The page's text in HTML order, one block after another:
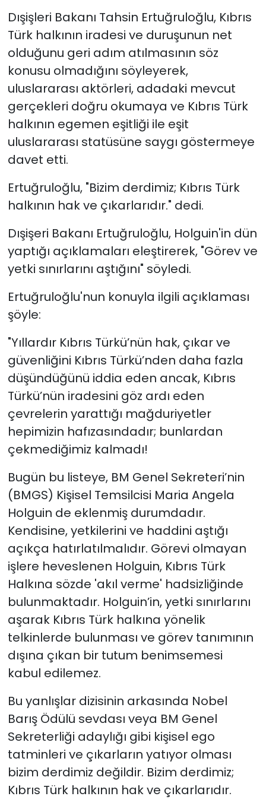
Dışişleri Bakanı Tahsin Ertuğruloğlu, Kıbrıs
Türk halkının iradesi ve duruşunun net
olduğunu geri adım atılmasının söz
konusu olmadığını söyleyerek,
uluslararası aktörleri, adadaki mevcut
gerçekleri doğru okumaya ve Kıbrıs Türk
halkının egemen eşitliği ile eşit
uluslararası statüsüne saygı göstermeye
davet etti.
Ertuğruloğlu, "Bizim derdimiz; Kıbrıs Türk
halkının hak ve çıkarlarıdır." dedi.
Dışişeri Bakanı Ertuğruloğlu, Holguin'in dün
yaptığı açıklamaları eleştirerek, "Görev ve
yetki sınırlarını aştığını" söyledi.
Ertuğruloğlu'nun konuyla ilgili açıklaması
şöyle:
"Yıllardır Kıbrıs Türkü’nün hak, çıkar ve
güvenliğini Kıbrıs Türkü’nden daha fazla
düşündüğünü iddia eden ancak, Kıbrıs
Türkü’nün iradesini göz ardı eden
çevrelerin yarattığı mağduriyetler
hepimizin hafızasındadır; bunlardan
çekmediğimiz kalmadı!
Bugün bu listeye, BM Genel Sekreteri’nin
(BMGS) Kişisel Temsilcisi Maria Angela
Holguin de eklenmiş durumdadır.
Kendisine, yetkilerini ve haddini aştığı
açıkça hatırlatılmalıdır. Görevi olmayan
işlere heveslenen Holguin, Kıbrıs Türk
Halkına sözde 'akıl verme' hadsizliğinde
bulunmaktadır. Holguin’in, yetki sınırlarını
aşarak Kıbrıs Türk halkına yönelik
telkinlerde bulunması ve görev tanımının
dışına çıkan bir tutum benimsemesi
kabul edilemez.
Bu yanlışlar dizisinin arkasında Nobel
Barış Ödülü sevdası veya BM Genel
Sekreterliği adaylığı gibi kişisel ego
tatminleri ve çıkarların yatıyor olması
bizim derdimiz değildir. Bizim derdimiz;
Kıbrıs Türk halkının hak ve çıkarlarıdır.
Teknoloji
TÜRKiYE
Video Galeri
YAŞAM
Yazarlar